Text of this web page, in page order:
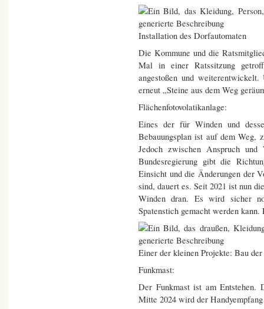
Installation des Dorfautomaten
Die Kommune und die
Mal in einer Ratssitzung
angestoßen und
erneut „Steine aus dem Weg
Flächenfotovolatikanlage:
Eines der für Winden und
Bebauungsplan ist auf dem Weg,
Jedoch zwischen Anspruch
Bundesregierung gibt die
Einsicht und die Änderungen der
sind, dauert es. Seit 2021 ist nun
Winden dran. Es wird sicher
Spatenstich gemacht werden
Einer der kleinen Projekte: Bau
Funkmast:
Der Funkmast ist am Entstehen.
Mitte 2024 wird der